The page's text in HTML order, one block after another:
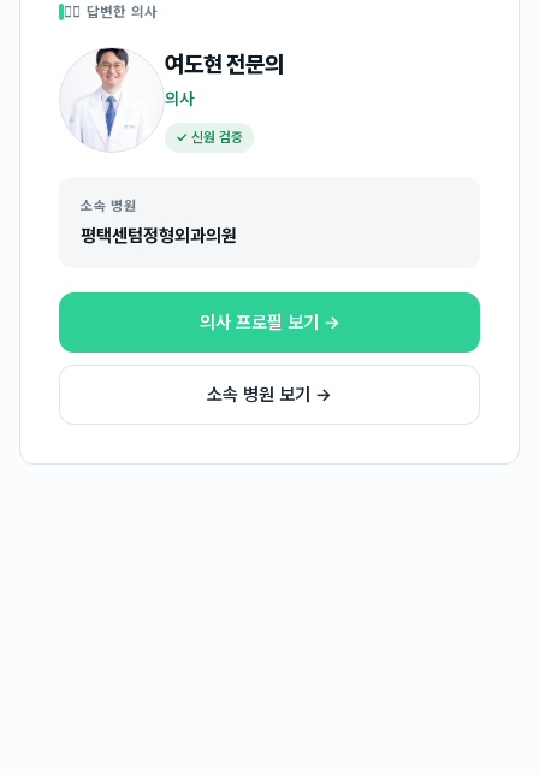
👩‍⚕️ 답변한 의사
여도현전문의
의사
✓ 신원 검증
소속 병원
평택센텀정형외과의원
의사 프로필 보기 →
소속 병원 보기 →